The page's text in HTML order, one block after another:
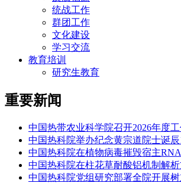
统战工作
群团工作
文化建设
学习交流
教育培训
研究生教育
重要新闻
中国热带农业科学院召开2026年度
中国热科院举办纪念黄宗道院士诞
中国热科院在植物病毒摧毁宿主
中国热科院在柱花草耐酸铝机制解
中国热科院党组研究部署全院开展